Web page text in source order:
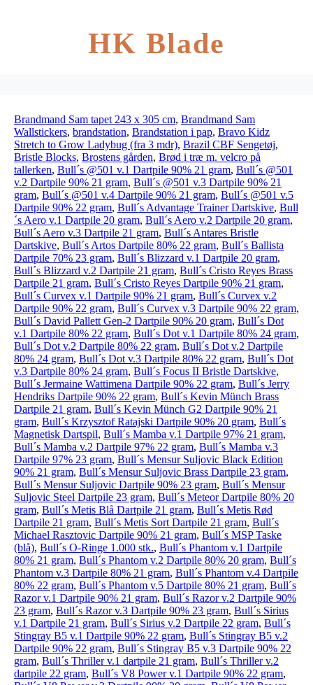
HK Blade
Brandmand Sam tapet 243 x 305 cm, Brandmand Sam
Wallstickers, brandstation, Brandstation i pap, Bravo Kidz
Stretch to Grow Ladybug (fra 3 mdr), Brazil CBF Sengetøj,
Bristle Blocks, Brostens gården, Brød i træ m. velcro på
tallerken, Bull´s @501 v.1 Dartpile 90% 21 gram, Bull´s @501
v.2 Dartpile 90% 21 gram, Bull´s @501 v.3 Dartpile 90% 21
gram, Bull´s @501 v.4 Dartpile 90% 21 gram, Bull´s @501 v.5
Dartpile 90% 22 gram, Bull´s Advantage Trainer Dartskive, Bull
´s Aero v.1 Dartpile 20 gram, Bull´s Aero v.2 Dartpile 20 gram,
Bull´s Aero v.3 Dartpile 21 gram, Bull´s Antares Bristle
Dartskive, Bull´s Artos Dartpile 80% 22 gram, Bull´s Ballista
Dartpile 70% 23 gram, Bull´s Blizzard v.1 Dartpile 20 gram,
Bull´s Blizzard v.2 Dartpile 21 gram, Bull´s Cristo Reyes Brass
Dartpile 21 gram, Bull´s Cristo Reyes Dartpile 90% 21 gram,
Bull´s Curvex v.1 Dartpile 90% 21 gram, Bull´s Curvex v.2
Dartpile 90% 22 gram, Bull´s Curvex v.3 Dartpile 90% 22 gram,
Bull´s David Pallett Gen-2 Dartpile 90% 20 gram, Bull´s Dot
v.1 Dartpile 80% 22 gram, Bull´s Dot v.1 Dartpile 80% 24 gram,
Bull´s Dot v.2 Dartpile 80% 22 gram, Bull´s Dot v.2 Dartpile
80% 24 gram, Bull´s Dot v.3 Dartpile 80% 22 gram, Bull´s Dot
v.3 Dartpile 80% 24 gram, Bull´s Focus II Bristle Dartskive,
Bull´s Jermaine Wattimena Dartpile 90% 22 gram, Bull´s Jerry
Hendriks Dartpile 90% 22 gram, Bull´s Kevin Münch Brass
Dartpile 21 gram, Bull´s Kevin Münch G2 Dartpile 90% 21
gram, Bull´s Krzysztof Ratajski Dartpile 90% 20 gram, Bull´s
Magnetisk Dartspil, Bull´s Mamba v.1 Dartpile 97% 21 gram,
Bull´s Mamba v.2 Dartpile 97% 22 gram, Bull´s Mamba v.3
Dartpile 97% 23 gram, Bull´s Mensur Suljovic Black Edition
90% 21 gram, Bull´s Mensur Suljovic Brass Dartpile 23 gram,
Bull´s Mensur Suljovic Dartpile 90% 23 gram, Bull´s Mensur
Suljovic Steel Dartpile 23 gram, Bull´s Meteor Dartpile 80% 20
gram, Bull´s Metis Blå Dartpile 21 gram, Bull´s Metis Rød
Dartpile 21 gram, Bull´s Metis Sort Dartpile 21 gram, Bull´s
Michael Rasztovic Dartpile 90% 21 gram, Bull´s MSP Taske
(blå), Bull´s O-Ringe 1.000 stk., Bull´s Phantom v.1 Dartpile
80% 21 gram, Bull´s Phantom v.2 Dartpile 80% 20 gram, Bull´s
Phantom v.3 Dartpile 80% 21 gram, Bull´s Phantom v.4 Dartpile
80% 22 gram, Bull´s Phantom v.5 Dartpile 80% 21 gram, Bull´s
Razor v.1 Dartpile 90% 21 gram, Bull´s Razor v.2 Dartpile 90%
23 gram, Bull´s Razor v.3 Dartpile 90% 23 gram, Bull´s Sirius
v.1 Dartpile 21 gram, Bull´s Sirius v.2 Dartpile 22 gram, Bull´s
Stingray B5 v.1 Dartpile 90% 22 gram, Bull´s Stingray B5 v.2
Dartpile 90% 22 gram, Bull´s Stingray B5 v.3 Dartpile 90% 22
gram, Bull´s Thriller v.1 dartpile 21 gram, Bull´s Thriller v.2
dartpile 22 gram, Bull´s V8 Power v.1 Dartpile 90% 22 gram,